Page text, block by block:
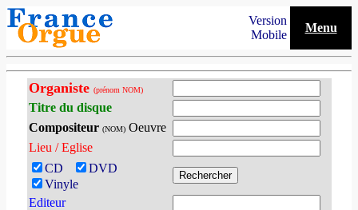
Version
Mobile
Menu
Organiste (prénom NOM)
Titre du disque
Compositeur (NOM)Oeuvre
Lieu / Eglise
CD
DVD
Vinyle
Editeur